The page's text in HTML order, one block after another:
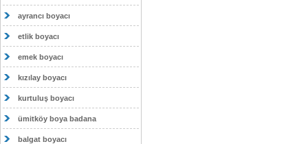
ayrancı boyacı
etlik boyacı
emek boyacı
kızılay boyacı
kurtuluş boyacı
ümitköy boya badana
balgat boyacı